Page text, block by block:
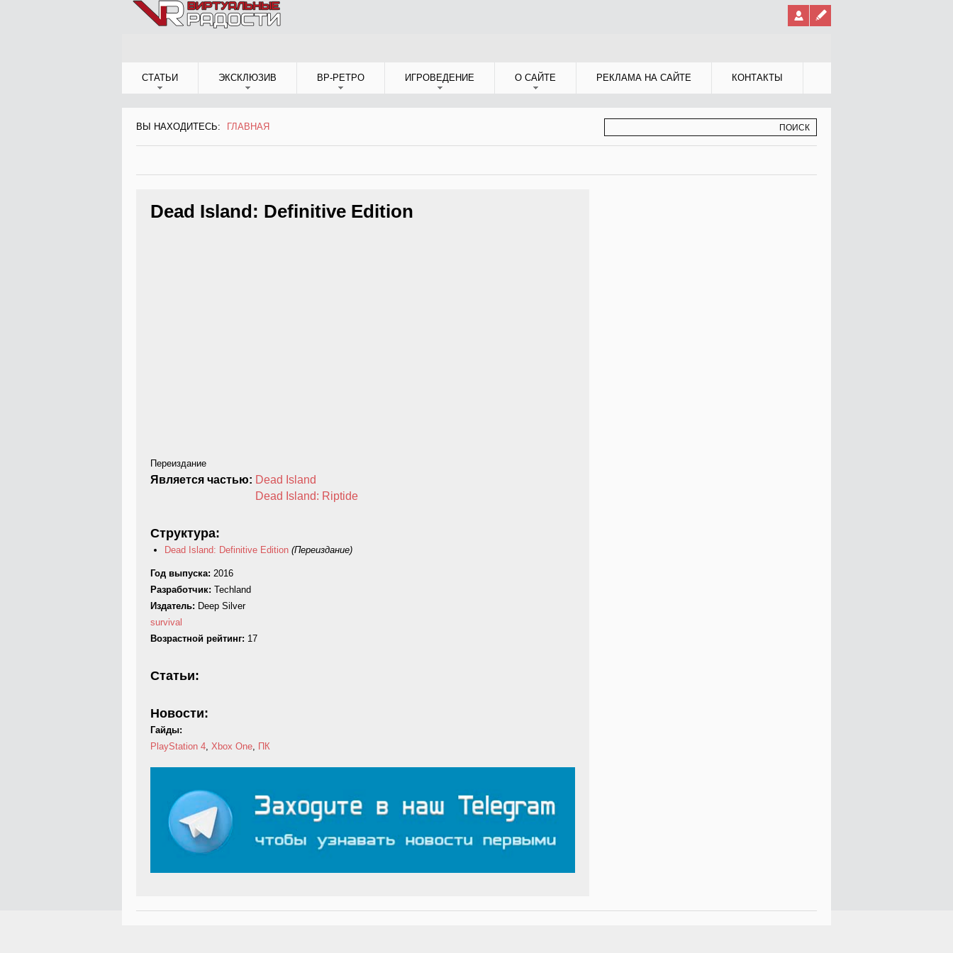
СТАТЬИ ЭКСКЛЮЗИВ ВР-РЕТРО ИГРОВЕДЕНИЕ О САЙТЕ РЕКЛАМА НА САЙТЕ КОНТАКТЫ
ВЫ НАХОДИТЕСЬ:
ВЫ НАХОДИТЕСЬ
ГЛАВНАЯ
Dead Island: Definitive Edition
Переиздание
Является частью: Dead Island
Dead Island: Riptide
Структура:
Dead Island: Definitive Edition (Переиздание)
Год выпуска: 2016
Разработчик: Techland
Издатель: Deep Silver
survival
Возрастной рейтинг: 17
Статьи:
Новости:
Гайды:
PlayStation 4 Xbox One ПК